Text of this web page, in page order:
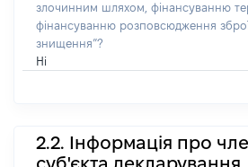
злочинним шляхом, фінансуванню
фінансуванню розповсюдження
знищення”?
Ні
2.2. Інформація про
суб'єкта декларування